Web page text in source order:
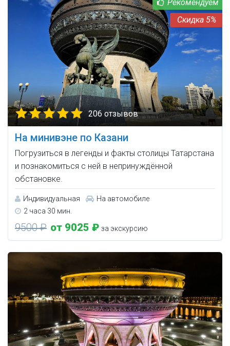
5%
206 отзывов
На минивэне по Казани
Погрузиться в легенды и факты столицы Татарстана
и познакомиться с ней в непринуждённой
обстановке.
Индивидуальная
На автомобиле
2 часа 30 мин.
9500 ₽ от 9025 ₽ за экскурсию